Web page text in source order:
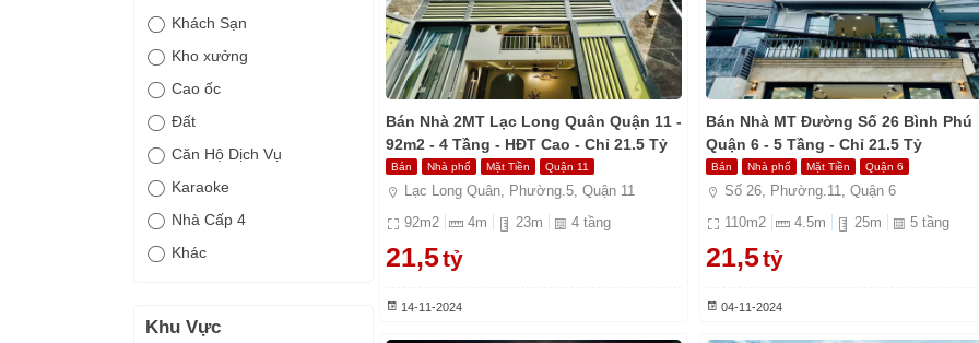
Khách Sạn
Kho xưởng
Cao ốc
Đất
Căn Hộ Dịch Vụ
Karaoke
Nhà Cấp 4
Khác
Khu Vực
Bán Nhà 2MT Lạc Long Quân Quận 11 -
92m2 - 4 Tầng - HĐT Cao - Chỉ 21.5 Tỷ
Bán Nhà phố Mặt Tiền Quận 11
Lạc Long Quân, Phường.5, Quận 11
92m2 4m 23m 4 tầng
21,5tỷ
14-11-2024
Bán Nhà MT Đường Số 26 Bình Phú
Quận 6 - 5 Tầng - Chỉ 21.5 Tỷ
Bán Nhà phố Mặt Tiền Quận 6
Số 26, Phường.11, Quận 6
110m2 4.5m 25m 5 tầng
21,5tỷ
04-11-2024